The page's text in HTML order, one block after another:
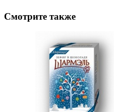
Смотрите также